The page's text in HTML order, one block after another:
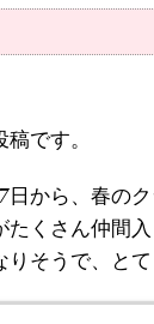
です。
日から、春の
たくさん仲間
りそうで、と